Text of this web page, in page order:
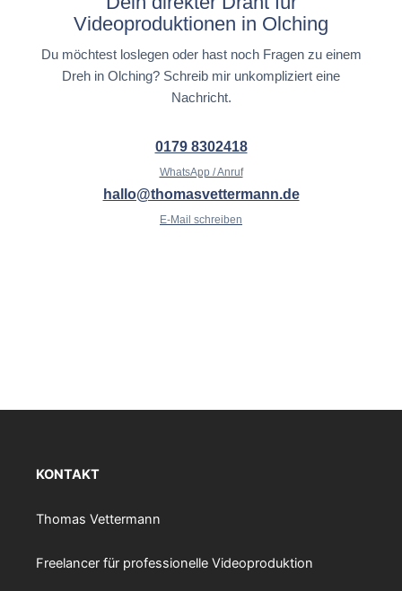
Videoproduktionen in Olching
Du möchtest loslegen oder hast noch Fragen zu einem
Dreh in Olching? Schreib mir unkompliziert eine
Nachricht.
0179 8302418
WhatsApp / Anruf
hallo@thomasvettermann.de
E-Mail schreiben
KONTAKT
Thomas Vettermann
Freelancer für professionelle Videoproduktion